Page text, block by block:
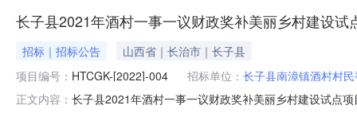
长子县2021年酒村一事一议财政奖补美丽乡村建设试
招标｜招标公告
山西省｜长治市｜长子县
项目编号： HTCGK-[2022]-004 招标单位： 长子县南漳镇酒村村
正文内容： 长子县2021年酒村一事一议财政奖补美丽乡村建设试点